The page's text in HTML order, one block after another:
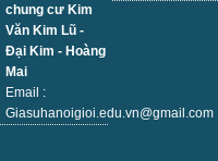
chung cư Kim
Văn Kim Lũ -
Đại Kim - Hoàng
Mai
Email :
Giasuhanoigioi.edu.vn@gmail.com